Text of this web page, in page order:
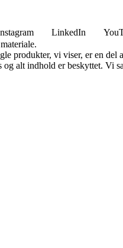
LinkedIn
produkter, vi viser, er en del
alt indhold er beskyttet. Vi